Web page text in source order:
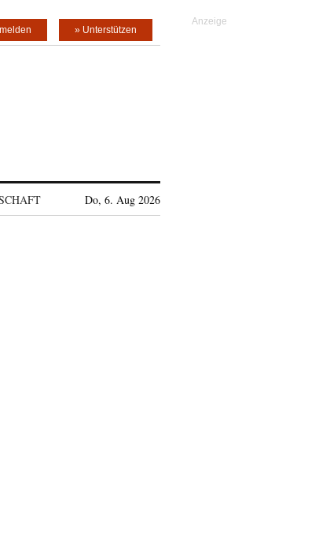
» Unterstützen
Do, 6. Aug 2026